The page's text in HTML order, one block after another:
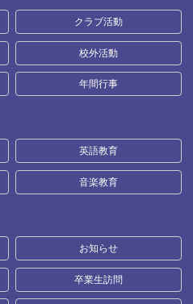
クラブ活動
校外活動
年間行事
英語教育
音楽教育
お知らせ
卒業生訪問